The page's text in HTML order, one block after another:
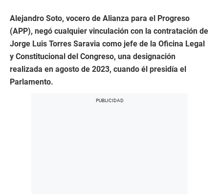
Alejandro Soto, vocero de Alianza para el Progreso
(APP), negó cualquier vinculación con la contratación de
Jorge Luis Torres Saravia como jefe de la Oficina Legal
y Constitucional del Congreso, una designación
realizada en agosto de 2023, cuando él presidía el
Parlamento.